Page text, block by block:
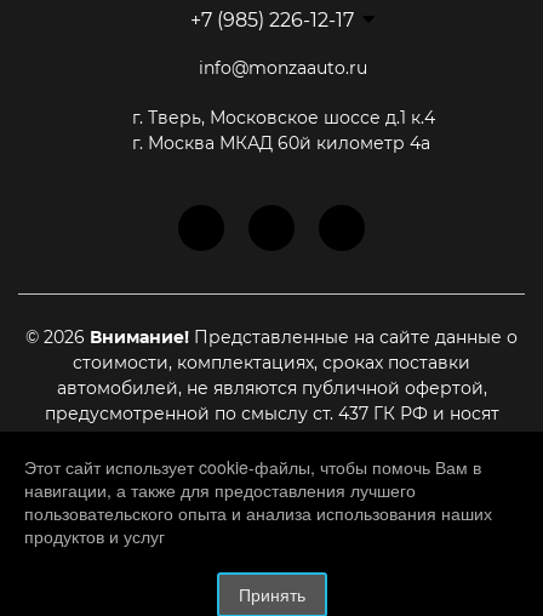
+7 (985) 226-12-17
info@monzaauto.ru
г. Тверь, Московское шоссе д.1 к.4
г. Москва МКАД 60й километр 4а
© 2026 Внимание! Представленные на сайте данные о
стоимости, комплектациях, сроках поставки
автомобилей, не являются публичной офертой,
предусмотренной по смыслу ст. 437 ГК РФ и носят
информационный характер. Для уточнения актуальной
стоимости, сроках поставки и иных условиях,
являющихся существенными для заключения договора
купли-продажи, необходимо связаться с нашими
– разработка и создание сайтов.
Этот сайт использует cookie-файлы, чтобы помочь Вам в
навигации, а также для предоставления лучшего
пользовательского опыта и анализа использования наших
продуктов и услуг
Принять